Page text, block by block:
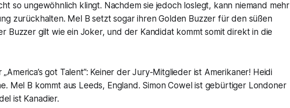
so ungewöhnlich klingt. Nachdem sie jedoch loslegt, kann niemand mehr
zurückhalten. Mel B setzt sogar ihren Golden Buzzer für den süßen
Buzzer gilt wie ein Joker, und der Kandidat kommt somit direkt in die
„America’s got Talent”: Keiner der Jury-Mitglieder ist Amerikaner! Heidi
Mel B kommt aus Leeds, England. Simon Cowel ist gebürtiger Londoner
ist Kanadier.